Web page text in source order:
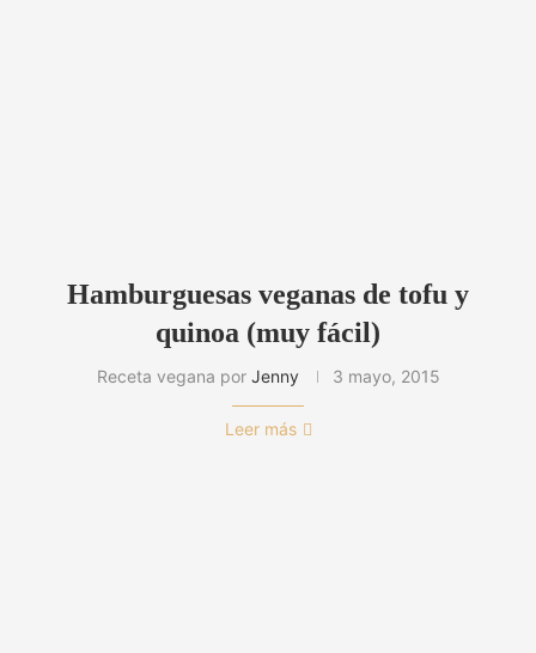
Hamburguesas veganas de tofu y
quinoa (muy fácil)
Receta vegana por Jenny 3 mayo, 2015
Leer más